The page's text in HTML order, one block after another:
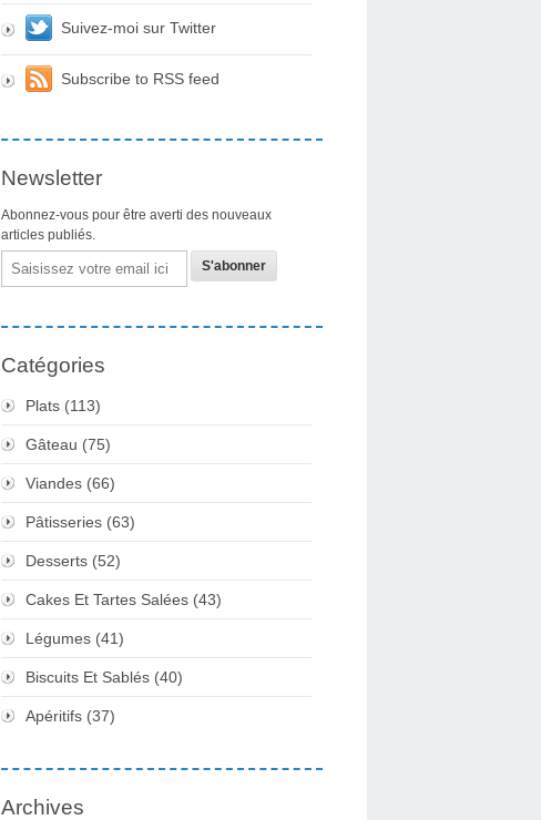
Suivez-moi sur Twitter
Subscribe to RSS feed
Newsletter
Abonnez-vous pour être averti des nouveaux
articles publiés.
Email
Catégories
Plats (113)
Gâteau (75)
Viandes (66)
Pâtisseries (63)
Desserts (52)
Cakes Et Tartes Salées (43)
Légumes (41)
Biscuits Et Sablés (40)
Apéritifs (37)
Archives